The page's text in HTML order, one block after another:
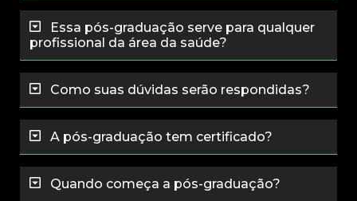
Essa pós-graduação serve para qualquer
profissional da área da saúde?
Como suas dúvidas serão respondidas?
A pós-graduação tem certificado?
Quando começa a pós-graduação?